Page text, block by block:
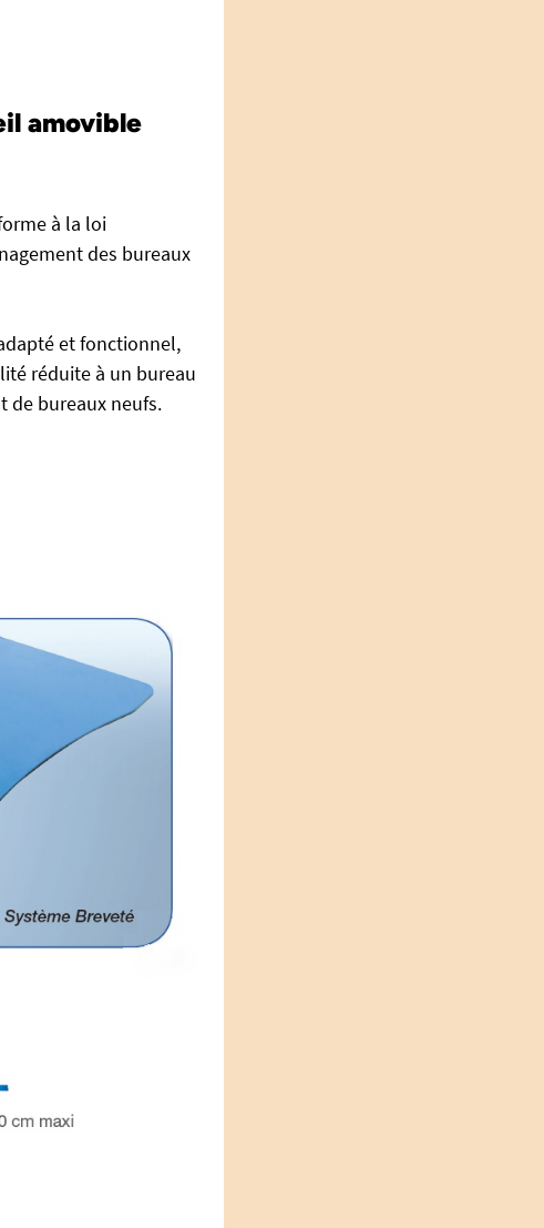
amovible
à la loi
des bureaux
et fonctionnel,
réduite à un bureau
de bureaux neufs.